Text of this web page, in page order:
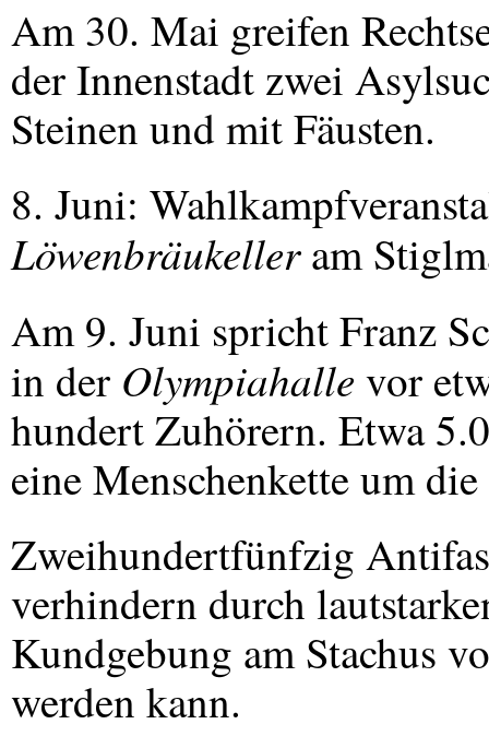
Am 30. Mai greifen
der Innenstadt zwei
Steinen und mit Fäusten.
8. Juni:
Löwenbräukelleram
Am 9. Juni spricht Franz
in der Olympiahalle vor
hundert Zuhörern. Etwa
eine Menschenkette um
Zweihundertfünfzig
verhindern durch
Kundgebung am Stachus
werden kann.